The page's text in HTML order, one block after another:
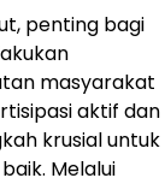
penting bagi
masyarakat
aktif dan
krusial untuk
Melalui